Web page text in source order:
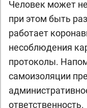
Человек может
при этом быть
работает
несоблюдения
протоколы.
самоизоляции
ответственность.